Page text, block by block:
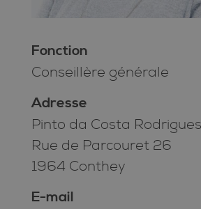
Fonction
Conseillère générale
Adresse
Pinto da Costa
Rue de Parcouret 26
1964 Conthey
E-mail